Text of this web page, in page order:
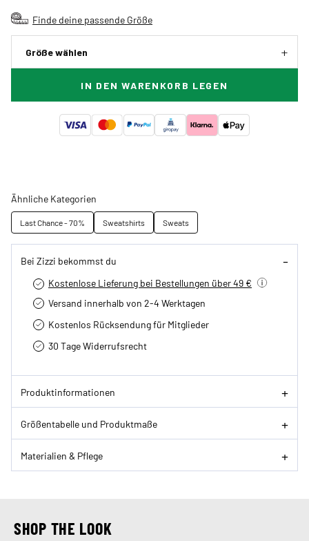
Finde deine passende Größe
Größe wählen
IN DEN WARENKORB LEGEN
Ähnliche Kategorien
Last Chance - 70% Sweatshirts Sweats
Bei Zizzi bekommst du
Kostenlose Lieferung bei Bestellungen über 49 €
Versand innerhalb von 2-4 Werktagen
Kostenlos Rücksendung für Mitglieder
30 Tage Widerrufsrecht
Produktinformationen
Größentabelle und Produktmaße
Materialien & Pflege
SHOP THE LOOK